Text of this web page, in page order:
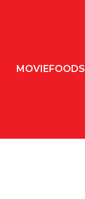
MOVIEFOODS